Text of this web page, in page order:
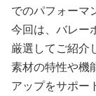
でのパフォーマ
今回は、バレー
厳選してご紹介
素材の特性や機
アップをサポー